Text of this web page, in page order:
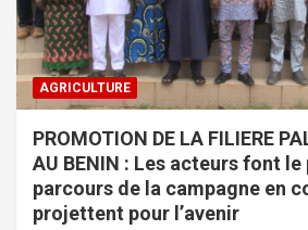
AGRICULTURE
PROMOTION DE LA FILIERE
AU BENIN : Les acteurs font
parcours de la campagne en
projettent pour l’avenir